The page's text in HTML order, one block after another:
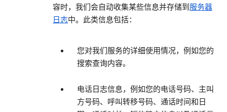
容时，我们会自动收集某些信息并存储到 服务器
日志中。此类信息包括：
您对我们服务的详细使用情况，例如您的
搜索查询内容。
电话日志信息，例如您的电话号码、主叫
方号码、呼叫转移号码、通话时间和日